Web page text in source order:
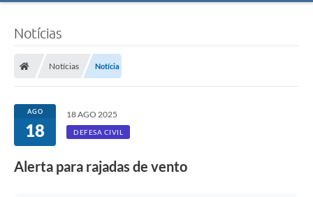
Licitações / PCA
Transparência
Notícias
Notícias Notícia
AGO
18
18 AGO 2025
DEFESA CIVIL
Alerta para rajadas de vento